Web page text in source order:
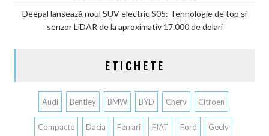
Deepal lansează noul SUV electric S05: Tehnologie de top și
senzor LiDAR de la aproximativ 17.000 de dolari
ETICHETE
Audi Bentley BMW BYD Chery Citroen
Compacte Dacia Ferrari FIAT Ford Geely